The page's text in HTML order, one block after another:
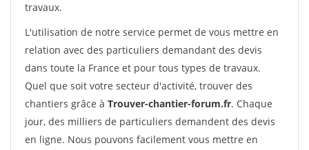
travaux.
L'utilisation de notre service permet de vous mettre en
relation avec des particuliers demandant des devis
dans toute la France et pour tous types de travaux.
Quel que soit votre secteur d'activité, trouver des
chantiers grâce à Trouver-chantier-forum.fr. Chaque
jour, des milliers de particuliers demandent des devis
en ligne. Nous pouvons facilement vous mettre en